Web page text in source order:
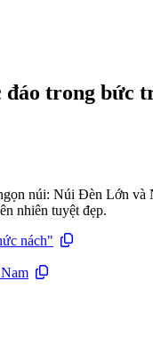
trong bức
núi: Núi Đèn Lớn
nhiên tuyệt đẹp.
nách"